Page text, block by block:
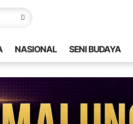
NASIONAL SENI BUDAYA